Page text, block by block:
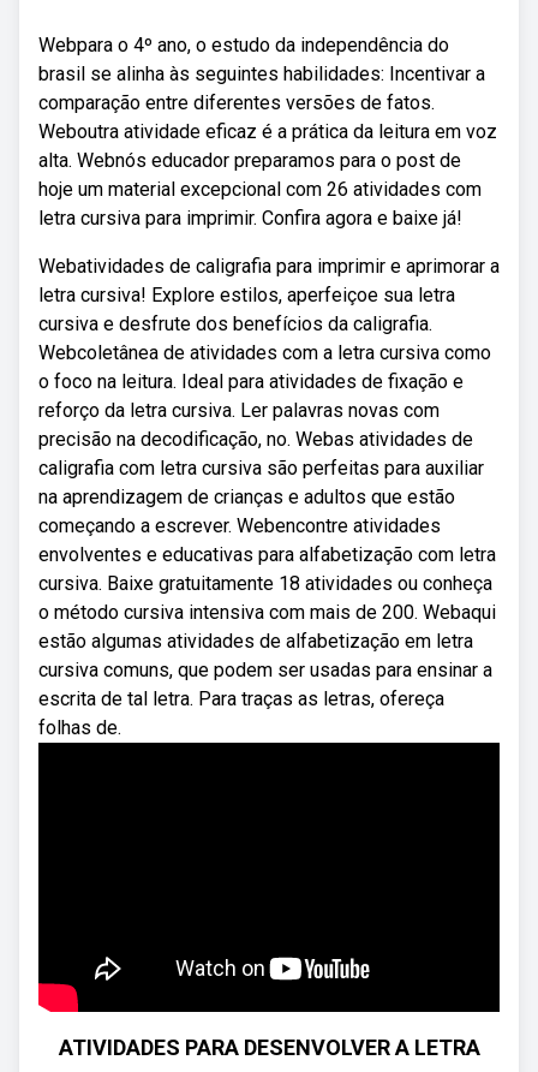
Webpara o 4º ano, o estudo da independência do
brasil se alinha às seguintes habilidades: Incentivar a
comparação entre diferentes versões de fatos.
Weboutra atividade eficaz é a prática da leitura em voz
alta. Webnós educador preparamos para o post de
hoje um material excepcional com 26 atividades com
letra cursiva para imprimir. Confira agora e baixe já!
Webatividades de caligrafia para imprimir e aprimorar a
letra cursiva! Explore estilos, aperfeiçoe sua letra
cursiva e desfrute dos benefícios da caligrafia.
Webcoletânea de atividades com a letra cursiva como
o foco na leitura. Ideal para atividades de fixação e
reforço da letra cursiva. Ler palavras novas com
precisão na decodificação, no. Webas atividades de
caligrafia com letra cursiva são perfeitas para auxiliar
na aprendizagem de crianças e adultos que estão
começando a escrever. Webencontre atividades
envolventes e educativas para alfabetização com letra
cursiva. Baixe gratuitamente 18 atividades ou conheça
o método cursiva intensiva com mais de 200. Webaqui
estão algumas atividades de alfabetização em letra
cursiva comuns, que podem ser usadas para ensinar a
escrita de tal letra. Para traças as letras, ofereça
folhas de.
ATIVIDADES PARA DESENVOLVER A LETRA